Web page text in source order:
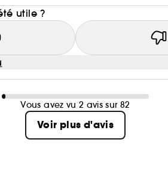
utile ?
Vous avez vu 2 avis sur 82
Voir plus d'avis